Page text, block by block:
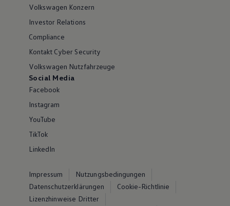
Volkswagen Konzern
Investor Relations
Compliance
Kontakt Cyber Security
Volkswagen Nutzfahrzeuge
Social Media
Facebook
Instagram
YouTube
TikTok
LinkedIn
Impressum
Nutzungsbedingungen
Datenschutzerklärungen
Cookie-Richtlinie
Lizenzhinweise Dritter